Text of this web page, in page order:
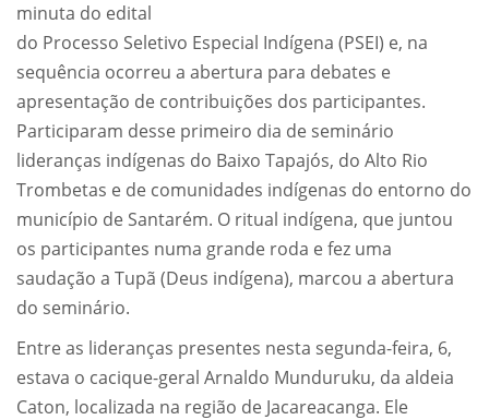
minuta do edital
do Processo Seletivo Especial Indígena (PSEI) e, na
sequência ocorreu a abertura para debates e
apresentação de contribuições dos participantes.
Participaram desse primeiro dia de seminário
lideranças indígenas do Baixo Tapajós, do Alto Rio
Trombetas e de comunidades indígenas do entorno do
município de Santarém. O ritual indígena, que juntou
os participantes numa grande roda e fez uma
saudação a Tupã (Deus indígena), marcou a abertura
do seminário.
Entre as lideranças presentes nesta segunda-feira, 6,
estava o cacique-geral Arnaldo Munduruku, da aldeia
Caton, localizada na região de Jacareacanga. Ele